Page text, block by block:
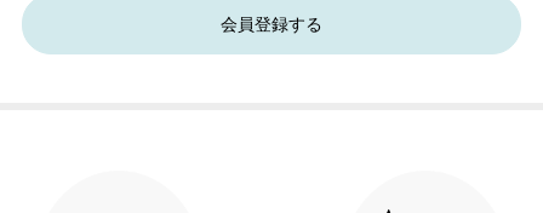
会員登録する